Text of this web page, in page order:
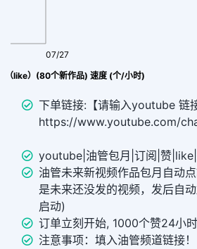
（like）(80个新作品) 速度 (个/小时)
07/27
下单链接:【请输入youtube 链
https://www.youtube.com/
youtube|油管包月|订阅|赞
油管未来新视频作品包月自动
是未来还没发的视频，发后自
启动)
订单立刻开始, 1000个赞24小
注意事项：填入油管频道链接！